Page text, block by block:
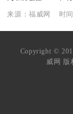
来源：福威网 时
Copyright ©
威网